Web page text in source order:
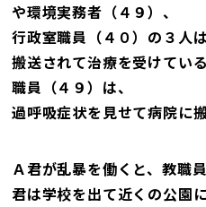
や環境実務者（４９）、
行政室職員（４０）の３人
搬送されて治療を受けてい
職員（４９）は、
過呼吸症状を見せて病院に搬
Ａ君が乱暴を働くと、教職
君は学校を出て近くの公園